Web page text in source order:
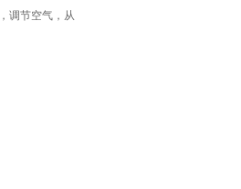
调节空气，从